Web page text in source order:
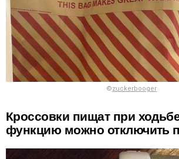
©zuckerbooger
Кроссовки пищат при
функцию можно отключить